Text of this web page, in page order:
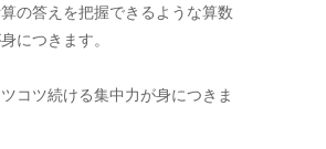
の答えを把握できるような算数
につきます。
コツ続ける集中力が身につきま